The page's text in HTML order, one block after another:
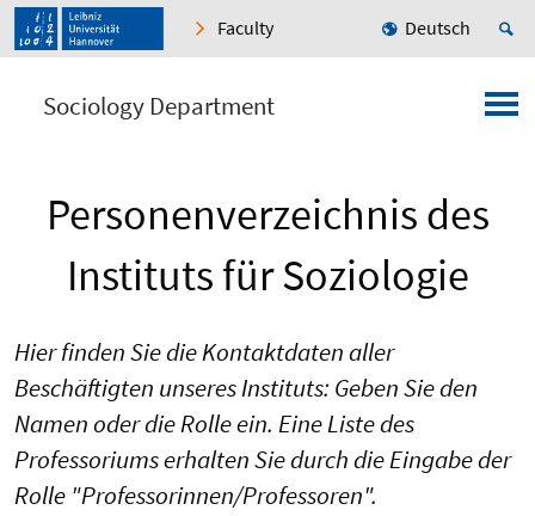
Faculty Deutsch
Sociology Department
Personenverzeichnis des
Instituts für Soziologie
Hier finden Sie die Kontaktdaten aller
Beschäftigten unseres Instituts: Geben Sie den
Namen oder die Rolle ein. Eine Liste des
Professoriums erhalten Sie durch die Eingabe der
Rolle "Professorinnen/Professoren".